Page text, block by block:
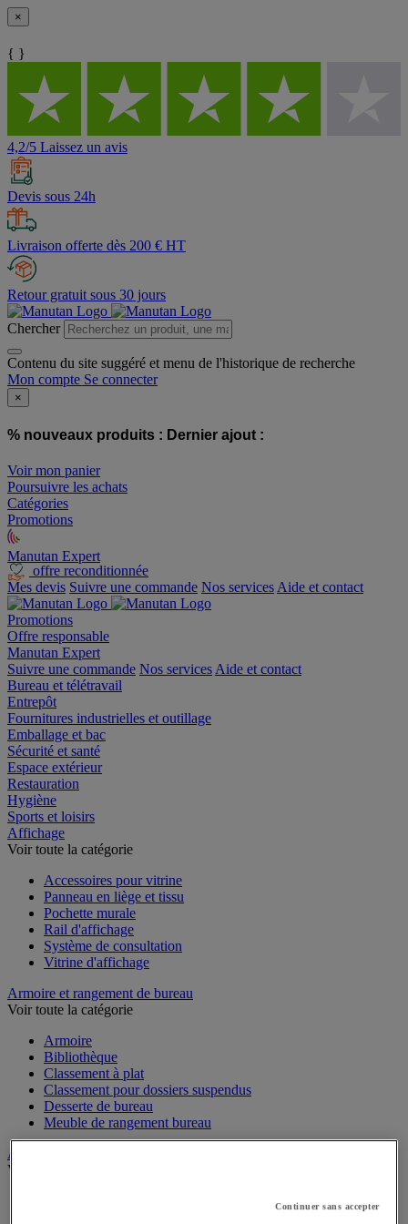
×
{ }
4,2/5 Laissez un avis
Devis sous 24h
Livraison offerte dès 200 € HT
Retour gratuit sous 30 jours
Chercher
Contenu du site suggéré et menu de l'historique de recherche
Mon compte Se connecter
×
% nouveaux produits : Dernier ajout :
Voir mon panier
Poursuivre les achats
Catégories
Promotions
Manutan Expert
offre reconditionnée
Mes devis Suivre une commande Nos services Aide et contact
Promotions
Offre responsable
Manutan Expert
Suivre une commande Nos services Aide et contact
Bureau et télétravail
Entrepôt
Fournitures industrielles et outillage
Emballage et bac
Sécurité et santé
Espace extérieur
Restauration
Hygiène
Sports et loisirs
Affichage
Voir toute la catégorie
Accessoires pour vitrine
Panneau en liège et tissu
Pochette murale
Rail d'affichage
Système de consultation
Vitrine d'affichage
Armoire et rangement de bureau
Voir toute la catégorie
Armoire
Bibliothèque
Classement à plat
Classement pour dossiers suspendus
Desserte de bureau
Meuble de rangement bureau
Audiovisuel
Voir toute la catégorie
Continuer sans accepter